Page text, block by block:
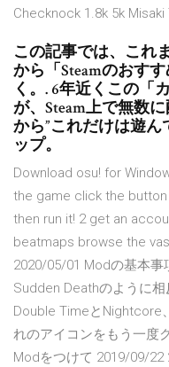
Checknock 1.8k 5k
この記事では、これ
から「Steamのおす
く。. 6年近くこの「
が、Steam上で無数
から”これだけは遊
ップ。
Download osu! for
the game click the
then run it! 2 get an
beatmaps browse the
2020/05/01 Modの基本事
Sudden Deathのように相
Double TimeとNightcore
れのアイコンをもう一度
Modをつけて 2019/09/22